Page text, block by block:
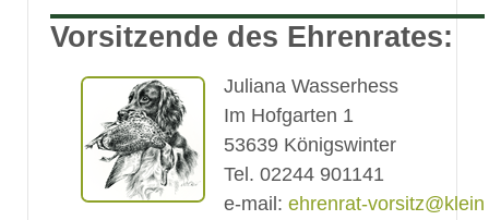
Vorsitzende des Ehrenrates:
Juliana Wasserhess
Im Hofgarten 1
53639 Königswinter
Tel. 02244 901141
e-mail: ehrenrat-